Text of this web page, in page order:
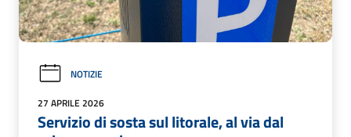
NOTIZIE
27 APRILE 2026
Servizio di sosta sul litorale, al via dal